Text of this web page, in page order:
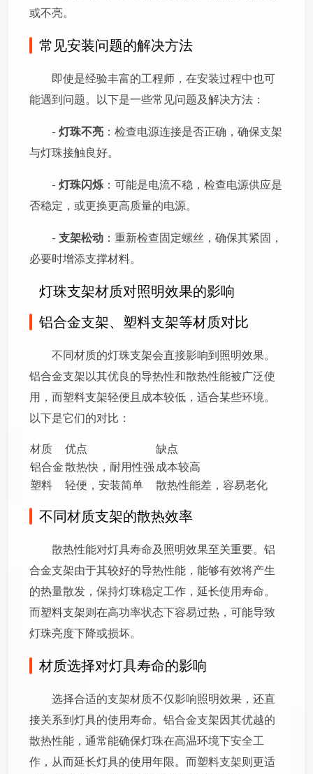
或不亮。
常见安装问题的解决方法
即使是经验丰富的工程师，在安装过程中也可
能遇到问题。以下是一些常见问题及解决方法：
- 灯珠不亮 ：检查电源连接是否正确，确保支架
与灯珠接触良好。
- 灯珠闪烁 ：可能是电流不稳，检查电源供应是
否稳定，或更换更高质量的电源。
- 支架松动 ：重新检查固定螺丝，确保其紧固，
必要时增添支撑材料。
灯珠支架材质对照明效果的影响
铝合金支架、塑料支架等材质对比
不同材质的灯珠支架会直接影响到照明效果。
铝合金支架以其优良的导热性和散热性能被广泛使
用，而塑料支架轻便且成本较低，适合某些环境。
以下是它们的对比：
材质
优点
缺点
铝合金散热快，耐用性强成本较高
塑料
轻便，安装简单 散热性能差，容易老化
不同材质支架的散热效率
散热性能对灯具寿命及照明效果至关重要。铝
合金支架由于其较好的导热性能，能够有效将产生
的热量散发，保持灯珠稳定工作，延长使用寿命。
而塑料支架则在高功率状态下容易过热，可能导致
灯珠亮度下降或损坏。
材质选择对灯具寿命的影响
选择合适的支架材质不仅影响照明效果，还直
接关系到灯具的使用寿命。铝合金支架因其优越的
散热性能，通常能确保灯珠在高温环境下安全工
作，从而延长灯具的使用年限。而塑料支架则更适